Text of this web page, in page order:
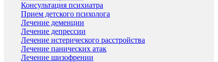
Консультация психиатра
Прием детского психолога
Лечение деменции
Лечение депрессии
Лечение истерического расстройства
Лечение панических атак
Лечение шизофрении